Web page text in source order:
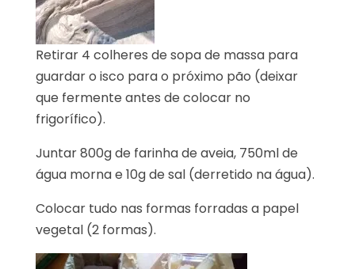
Retirar 4 colheres de sopa de massa para
guardar o isco para o próximo pão (deixar
que fermente antes de colocar no
frigorífico).
Juntar 800g de farinha de aveia, 750ml de
água morna e 10g de sal (derretido na água).
Colocar tudo nas formas forradas a papel
vegetal (2 formas).